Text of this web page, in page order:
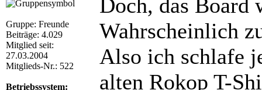
Gruppe: Freunde
Beiträge: 4.029
Mitglied seit:
27.03.2004
Mitglieds-Nr.: 522
Betriebssystem:
Doch, das Board
Wahrscheinlich
Also ich schlafe
alten Rokop T-